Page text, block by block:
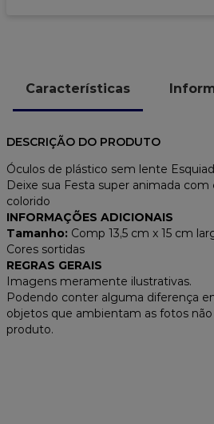
Características
DESCRIÇÃO DO PRODUTO
Óculos de plástico sem lente
Deixe sua Festa super animada
colorido
INFORMAÇÕES ADICIONAIS
Tamanho: Comp 13,5 cm x 15 cm
Cores sortidas
REGRAS GERAIS
Imagens meramente ilustrativas.
Podendo conter alguma diferença
objetos que ambientam as fotos
produto.